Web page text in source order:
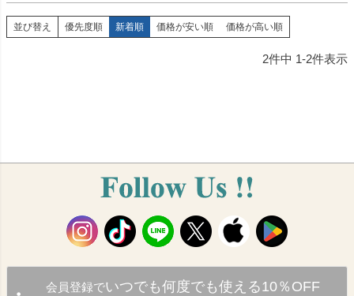
並び替え 優先度順 新着順 価格が安い順 価格が高い順
2件中 1-2件表示
会員登録でいつでも何度でも使える10％OFF